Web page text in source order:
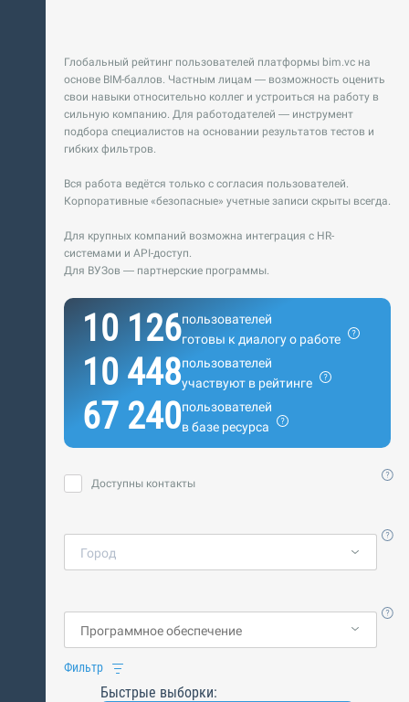
Глобальный рейтинг пользователей платформы bim.vc на
основе BIM-баллов. Частным лицам — возможность оценить
свои навыки относительно коллег и устроиться на работу в
сильную компанию. Для работодателей — инструмент
подбора специалистов на основании результатов тестов и
гибких фильтров.
Вся работа ведётся только с согласия пользователей.
Корпоративные «безопасные» учетные записи скрыты всегда.
Для крупных компаний возможна интеграция с HR-
системами и API-доступ.
Для ВУЗов — партнерские программы.
10 126пользователей
готовы к диалогу о работе
10 448пользователей
участвуют в рейтинге
67 240пользователей
в базе ресурса
Доступны контакты
Город
Фильтр
Быстрые выборки: